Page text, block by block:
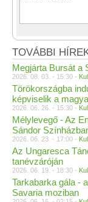
TOVÁBBI
Megjárta Bursát a
2026. 08. 03. - 15:30 -
Törökországba
képviselik a
2026. 06. 26. - 15:30 -
Mélylevegő - Az
Sándor
2026. 06. 23. - 17:00 -
Az Ungaresca
tanévzáróján
2026. 06. 19. - 18:30 -
Tarkabarka gála -
Savaria moziban